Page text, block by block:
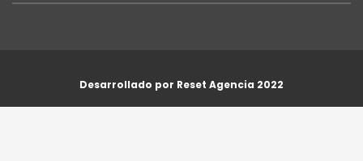
Desarrollado por Reset Agencia 2022